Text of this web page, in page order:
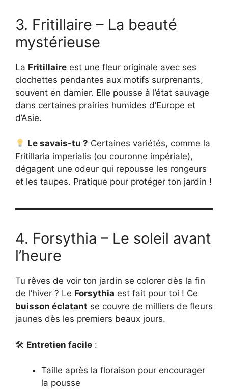
3. Fritillaire – La beauté
mystérieuse
La Fritillaire est une fleur originale avec ses
clochettes pendantes aux motifs surprenants,
souvent en damier. Elle pousse à l’état sauvage
dans certaines prairies humides d’Europe et
d’Asie.
Le savais-tu ? Certaines variétés, comme la
Fritillaria imperialis (ou couronne impériale),
dégagent une odeur qui repousse les rongeurs
et les taupes. Pratique pour protéger ton jardin !
4. Forsythia – Le soleil avant
l’heure
Tu rêves de voir ton jardin se colorer dès la fin
de l’hiver ? Le Forsythia est fait pour toi ! Ce
buisson éclatant se couvre de milliers de fleurs
jaunes dès les premiers beaux jours.
🛠 Entretien facile :
Taille après la floraison pour encourager
la pousse